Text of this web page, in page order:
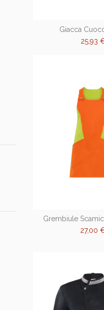
Giacca
25,93
Grembiule
27,00